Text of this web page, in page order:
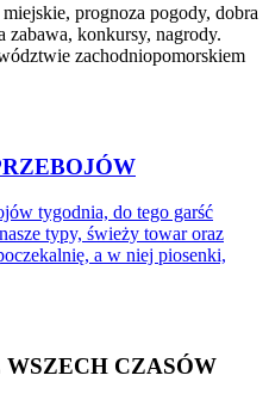
prognoza pogody, dobra
zabawa, konkursy, nagrody.
zachodniopomorskiem
tygodnia, do tego garść
typy, świeży towar oraz
a w niej piosenki,
CZASÓW